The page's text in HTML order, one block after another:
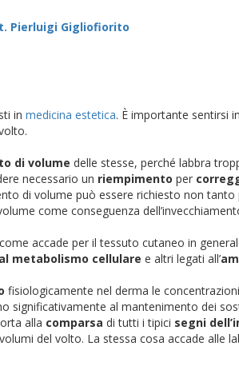
Pierluigi Gigliofiorito
in medicina estetica. È importante sentirsi
di volume delle stesse, perché labbra
necessario un riempimento per
di volume può essere richiesto non
come conseguenza
accade per il tessuto cutaneo in
metabolismo cellulare e altri legati all’
fisiologicamente nel derma le
significativamente al mantenimento dei
alla comparsa di tutti i tipici segni
del volto. La stessa cosa accade alle